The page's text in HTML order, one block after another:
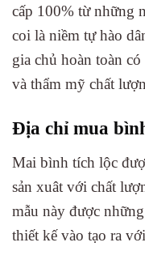
cấp 100% từ những
coi là niềm tự hào
gia chủ hoàn toàn
và thẩm mỹ chất
Địa chỉ mua
Mai bình tích lộc
sản xuât với chất
mẫu này được
thiết kế vào tạo ra